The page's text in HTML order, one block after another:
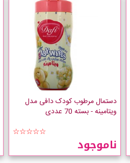
دستمال مرطوب کودک دافی مدل
ویتامینه - بسته 70 عددی
☆☆☆☆☆
ناموجود